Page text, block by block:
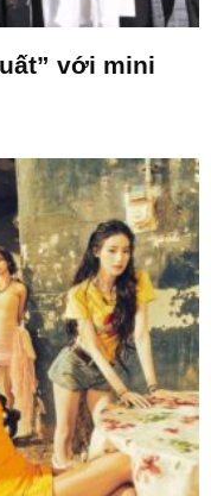
với mini